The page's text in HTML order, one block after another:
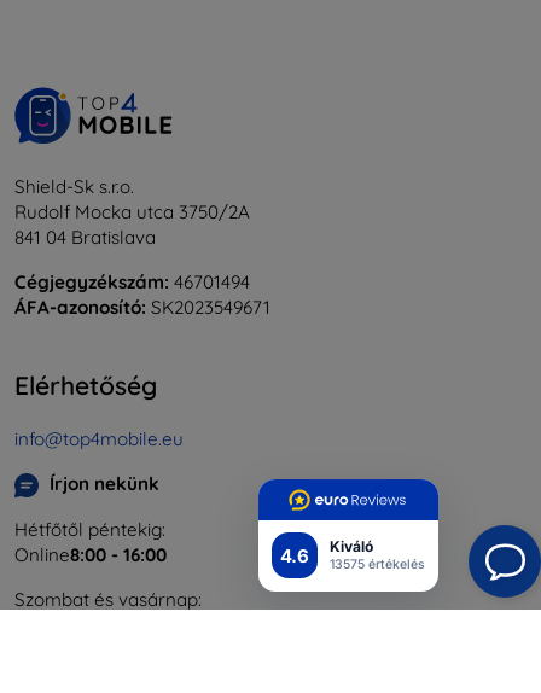
4.6 Kiváló
13575 értékelés
Shield-Sk s.r.o.
Rudolf Mocka utca 3750/2A
841 04 Bratislava
Cégjegyzékszám: 46701494
ÁFA-azonosító: SK2023549671
Elérhetőség
info@top4mobile.eu
Írjon nekünk
Hétfőtől péntekig:
Online8:00 - 16:00
Szombat és vasárnap: